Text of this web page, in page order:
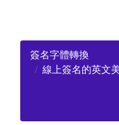
簽名字體轉換
線上簽名的英文美感字